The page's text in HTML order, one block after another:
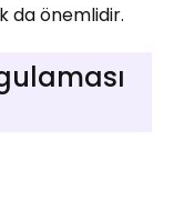
da önemlidir.